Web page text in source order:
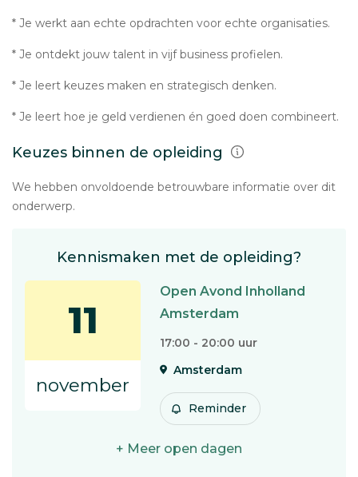
* Je werkt aan echte opdrachten voor echte organisaties.
* Je ontdekt jouw talent in vijf business profielen.
* Je leert keuzes maken en strategisch denken.
* Je leert hoe je geld verdienen én goed doen combineert.
Keuzes binnen de opleiding
We hebben onvoldoende betrouwbare informatie over dit
onderwerp.
Kennismaken met de opleiding?
11
november
Open Avond Inholland
Amsterdam
17:00 - 20:00 uur
Amsterdam
Reminder
+ Meer open dagen